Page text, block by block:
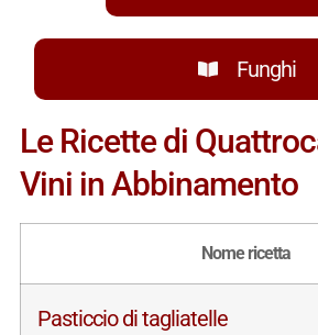
Funghi
Le Ricette di
Vini in Abbinamento
Nome ricetta
Pasticcio di tagliatelle